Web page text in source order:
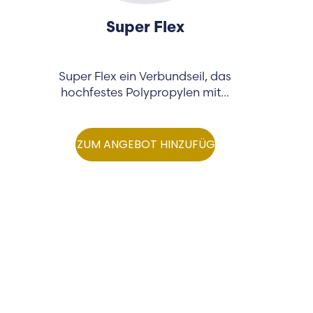
Super Flex
Super Flex ein Verbundseil, das
hochfestes Polypropylen mit...
ZUM ANGEBOT HINZUFÜGEN